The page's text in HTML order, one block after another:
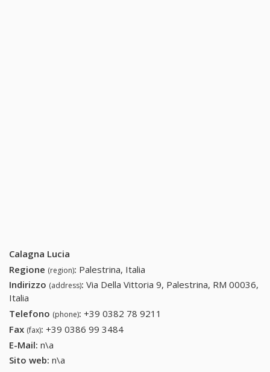
Calagna Lucia
Regione (region): Palestrina, Italia
Indirizzo (address): Via Della Vittoria 9, Palestrina, RM 00036,
Italia
Telefono (phone): +39 0382 78 9211
Fax (fax): +39 0386 99 3484
E-Mail: n\a
Sito web: n\a